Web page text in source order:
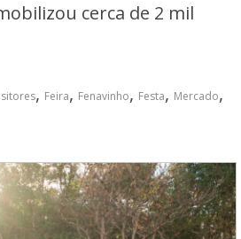
cerca de 2 mil
, Feira, Fenavinho, Festa, Mercado,